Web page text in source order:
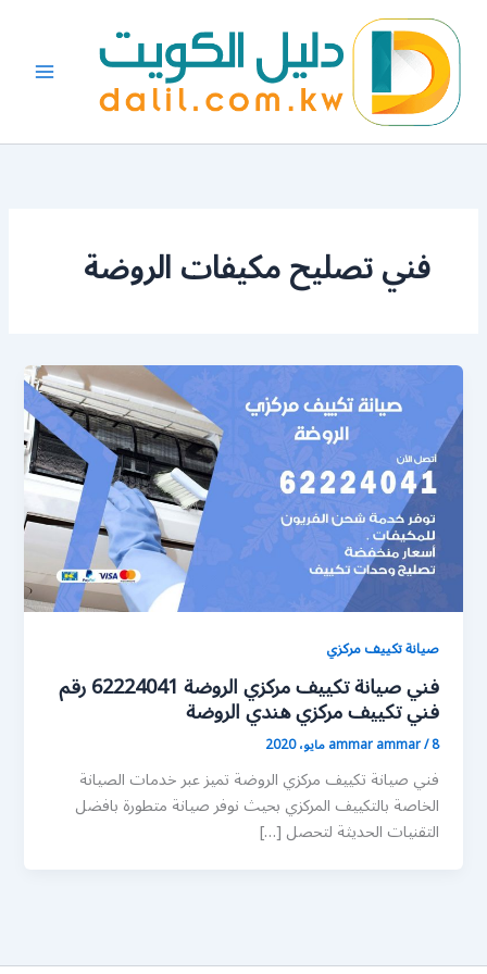
المحتوى
فني تصليح مكيفات الروضة
صيانة تكييف مركزي
فني صيانة تكييف مركزي الروضة 62224041 رقم
فني تكييف مركزي هندي الروضة
ammar ammar/8 مايو، 2020
فني صيانة تكييف مركزي الروضة تميز عبر خدمات الصيانة
الخاصة بالتكييف المركزي بحيث نوفر صيانة متطورة بافضل
التقنيات الحديثة لتحصل […]